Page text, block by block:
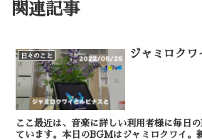
関連記事
日々のこと ジャミロクワ
ここ最近は、音楽に詳しい利用者様に毎日
ています。本日のBGMはジャミロクワイ。